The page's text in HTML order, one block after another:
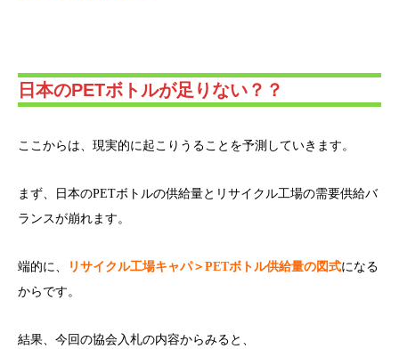
日本のPETボトルが足りない？？
ここからは、現実的に起こりうることを予測していきます。
まず、日本のPETボトルの供給量とリサイクル工場の需要供給バ
ランスが崩れます。
端的に、 リサイクル工場キャパ＞PETボトル供給量の図式になる
からです。
結果、今回の協会入札の内容からみると、